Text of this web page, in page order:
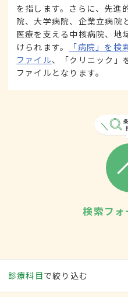
を指します。さらに、先進
院、大学病院、企業立病院
医療を支える中核病院、地
けられます。
「病院」を検
ファイル、「クリニック」
ファイルとなります。
検索フォ
診療科目で絞り込む